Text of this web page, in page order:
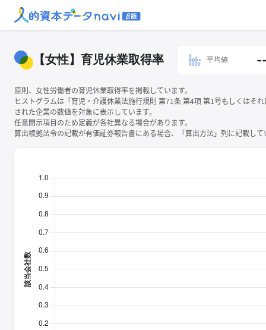
【女性】育児休業取得率 平均値
原則、女性労働者の育児休業取得率を掲載しています。
ヒストグラムは「育児・介護休業法施行規則 第71条 第4項 第1号もしくはそ
された企業の数値を対象に表示しています。
任意開示項目のため定義が各社異なる場合があります。
算出根拠法令の記載が有価証券報告書にある場合、「算出方法」列に記載し